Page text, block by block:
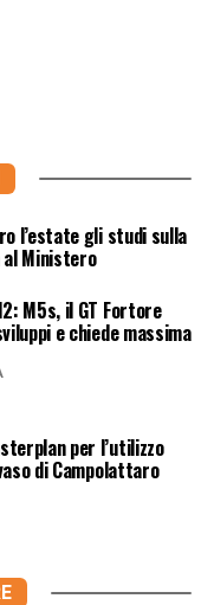
l’estate gli studi sulla
Ministero
M5s, il GT Fortore
e chiede massima
per l’utilizzo
di Campolattaro